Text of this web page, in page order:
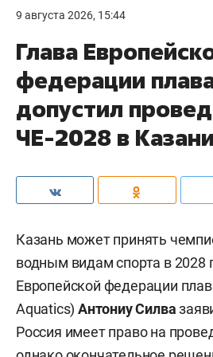
9 августа 2026, 15:44
Глава
федерации
допустил
ЧЕ-2028 в Казани
Казань может принять
водным видам спорта в 2028
Европейской федерации
Aquatics) Антониу Силва
Россия имеет право на